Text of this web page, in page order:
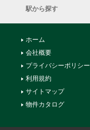
駅から探す
ホーム
会社概要
プライバシーポリシー
利用規約
サイトマップ
物件カタログ